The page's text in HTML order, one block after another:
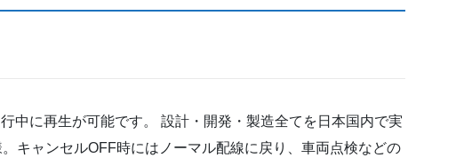
ー
ク
中に再生が可能です。 設計・開発・製造全てを日本国内で実
キャンセルOFF時にはノーマル配線に戻り、車両点検などの